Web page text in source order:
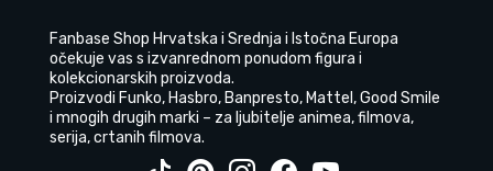
Fanbase Shop Hrvatska i Srednja i Istočna Europa
očekuje vas s izvanrednom ponudom figura i
kolekcionarskih proizvoda.
Proizvodi Funko, Hasbro, Banpresto, Mattel, Good Smile
i mnogih drugih marki – za ljubitelje animea, filmova,
serija, crtanih filmova.